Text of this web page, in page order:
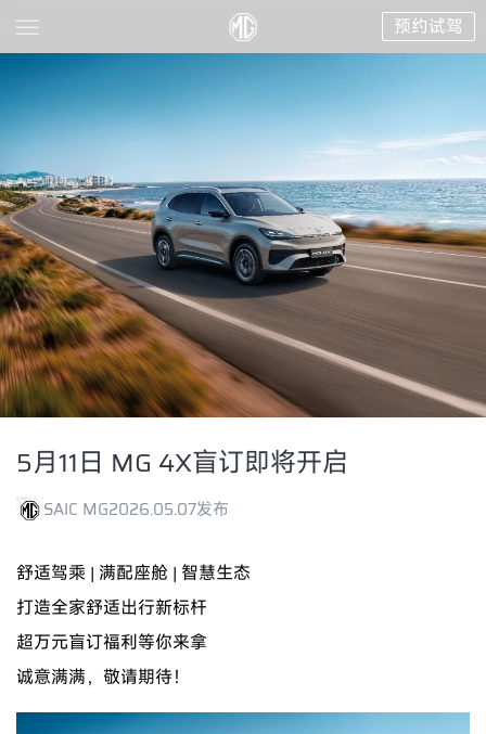
预约试驾
5月11日 MG 4X盲订即将开启
SAIC MG2026.05.07发布
舒适驾乘 | 满配座舱 | 智慧生态
打造全家舒适出行新标杆
超万元盲订福利等你来拿
诚意满满，敬请期待！